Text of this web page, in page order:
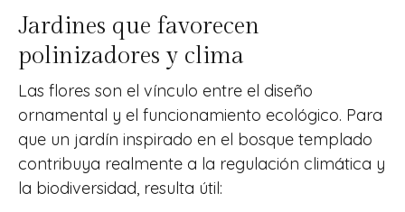
Jardines que favorecen
polinizadores y clima
Las flores son el vínculo entre el diseño
ornamental y el funcionamiento ecológico. Para
que un jardín inspirado en el bosque templado
contribuya realmente a la regulación climática y
la biodiversidad, resulta útil: